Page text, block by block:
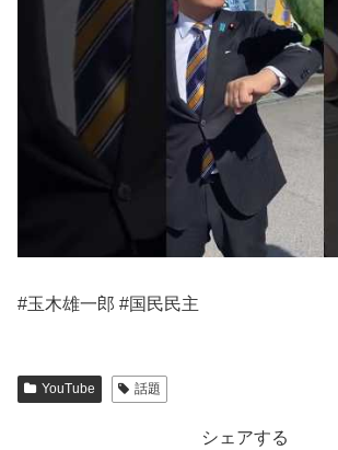
#玉木雄一郎 #国民民主
YouTube 話題
シェアする